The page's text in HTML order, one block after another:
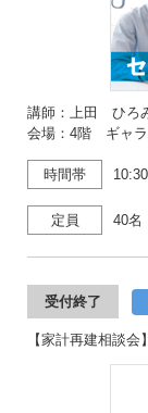
講師：上田 ひろ
会場：4階 ギャ
時間帯
定員 40名
受付終了
【家計再建相談